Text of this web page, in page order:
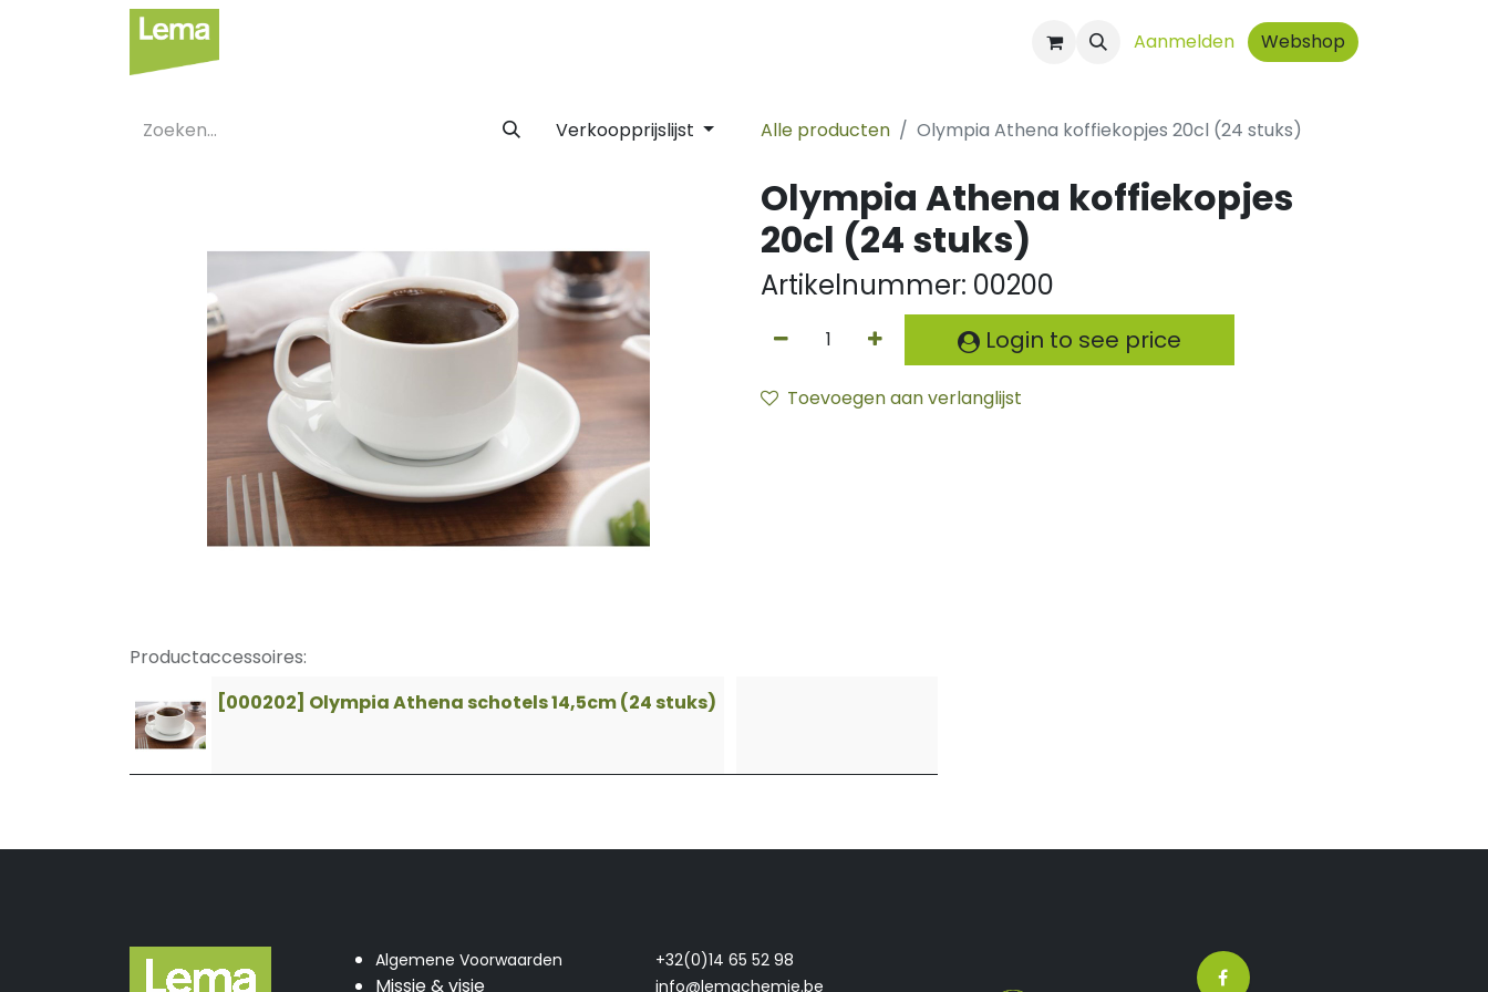
Aanmelden Webshop
Verkoopprijslijst Alle producten Olympia Athena koffiekopjes 20cl (24 stuks)
Olympia Athena koffiekopjes
20cl (24 stuks)
Artikelnummer: 00200
Login to see price
Toevoegen aan verlanglijst
Productaccessoires:
[000202] Olympia Athena schotels 14,5cm (24 stuks)
Algemene Voorwaarden
Missie & visie
+32(0)14 65 52 98
info@lemachemie.be